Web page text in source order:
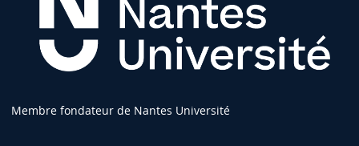
Membre fondateur de Nantes Université